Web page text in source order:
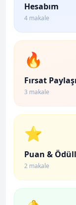
Hesabım
4 makale
🔥
Fırsat
3 makale
⭐
Puan &
2 makale